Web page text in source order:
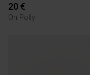
20 €
Oh Polly